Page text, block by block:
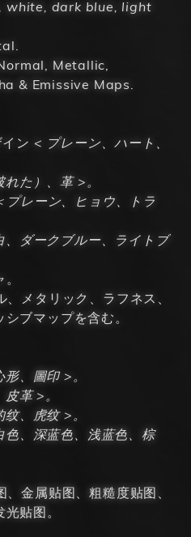
white, dark blue, light
Metallic,
& Emissive Maps.
ン < プレーン、ハート、
た）、革 >。
プレーン、ヒョウ、トラ
、ダークブルー、ライトブ
メタリック、ラフネス、
ブマップを含む。
、圖印 >。
革 >。
、虎纹 >。
色、深蓝色、浅蓝色、棕
金属贴图、粗糙度贴图、
贴图。